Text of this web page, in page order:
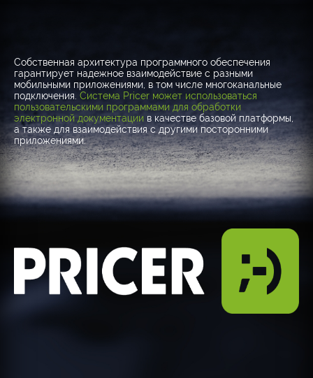
Собственная архитектура программного обеспечения
гарантирует надежное взаимодействие с разными
мобильными приложениями, в том числе многоканальные
подключения. Система Pricer может использоваться
пользовательскими программами для обработки
электронной документации в качестве базовой платформы,
а также для взаимодействия с другими посторонними
приложениями.